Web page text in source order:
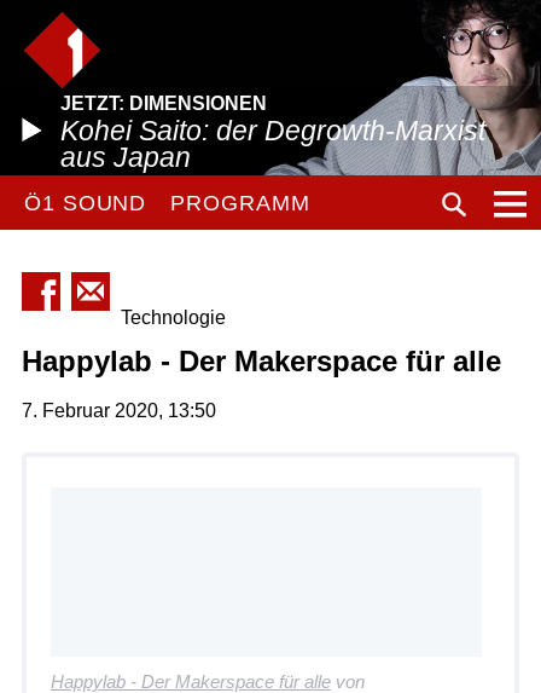
JETZT: DIMENSIONEN
Kohei Saito: der Degrowth-Marxist
aus Japan
Ö1 SOUND PROGRAMM
Technologie
Happylab - Der Makerspace für alle
7. Februar 2020, 13:50
Happylab - Der Makerspace für allevon